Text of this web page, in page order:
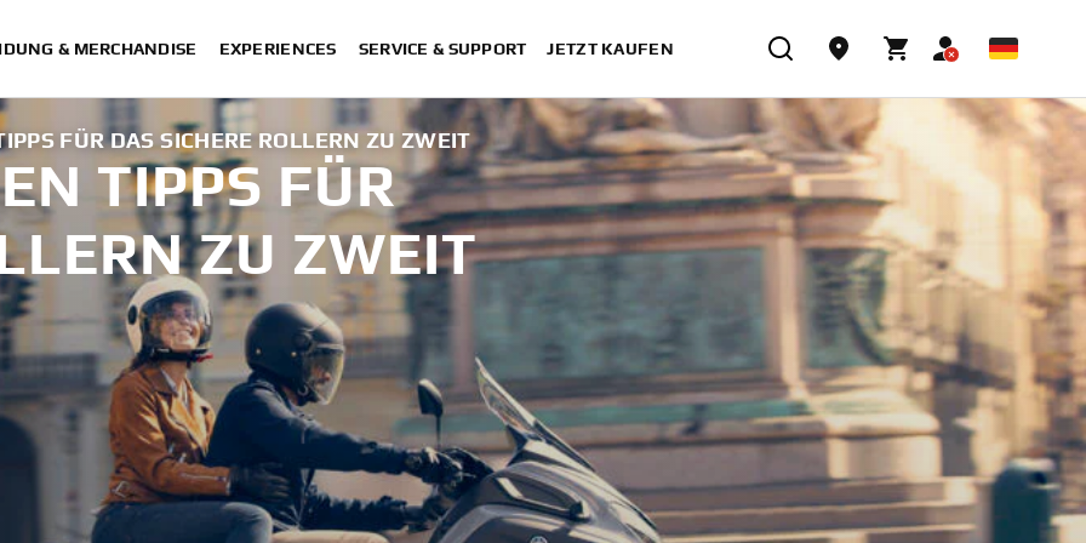
& MERCHANDISE EXPERIENCES SERVICE & SUPPORT JETZT KAUFEN
FÜR DAS SICHERE ROLLERN ZU ZWEIT
TIPPS FÜR
ZU ZWEIT